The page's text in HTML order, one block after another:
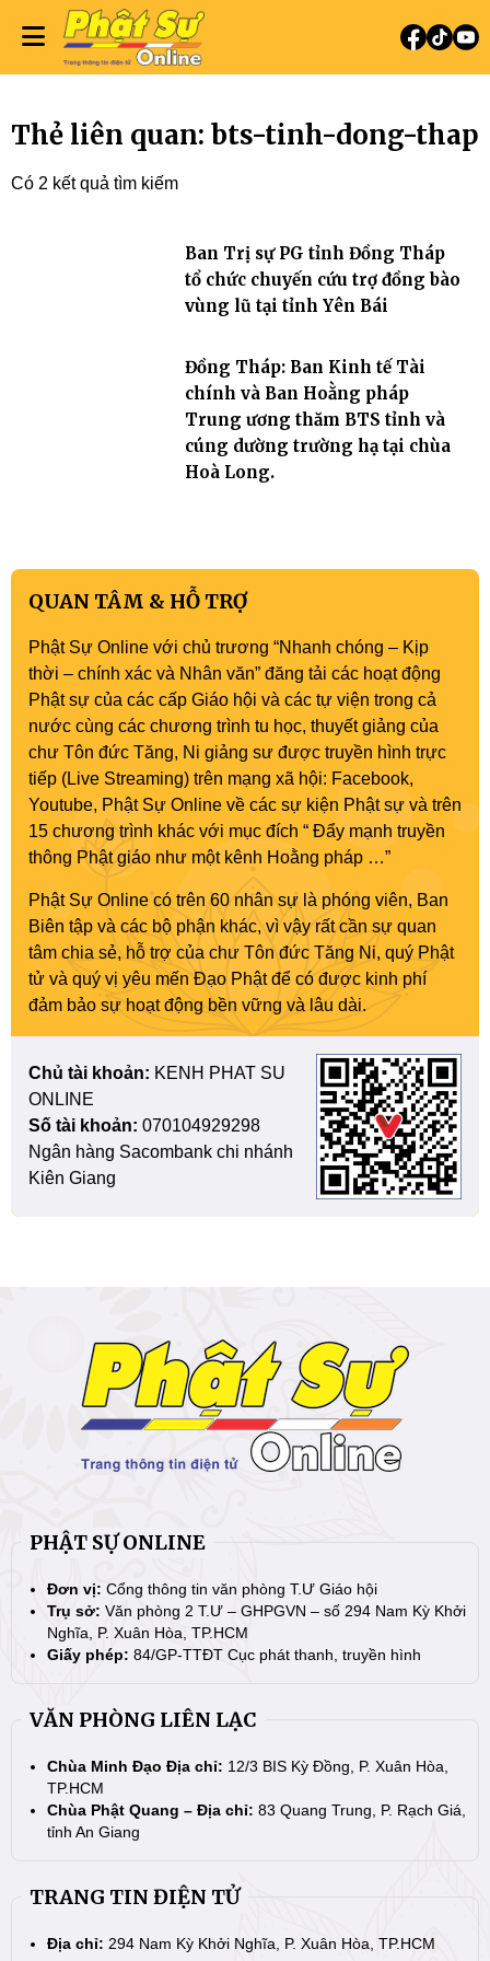
Thẻ liên quan: bts-tinh-dong-thap
Có 2 kết quả tìm kiếm
Ban Trị sự PG tỉnh Đồng Tháp
tổ chức chuyến cứu trợ đồng bào
vùng lũ tại tỉnh Yên Bái
Đồng Tháp: Ban Kinh tế Tài
chính và Ban Hoằng pháp
Trung ương thăm BTS tỉnh và
cúng dường trường hạ tại chùa
Hoà Long.
QUAN TÂM & HỖ TRỢ
Phật Sự Online với chủ trương “Nhanh chóng – Kịp
thời – chính xác và Nhân văn” đăng tải các hoạt động
Phật sự của các cấp Giáo hội và các tự viện trong cả
nước cùng các chương trình tu học, thuyết giảng của
chư Tôn đức Tăng, Ni giảng sư được truyền hình trực
tiếp (Live Streaming) trên mạng xã hội: Facebook,
Youtube, Phật Sự Online về các sự kiện Phật sự và trên
15 chương trình khác với mục đích “ Đẩy mạnh truyền
thông Phật giáo như một kênh Hoằng pháp …”
Phật Sự Online có trên 60 nhân sự là phóng viên, Ban
Biên tập và các bộ phận khác, vì vậy rất cần sự quan
tâm chia sẻ, hỗ trợ của chư Tôn đức Tăng Ni, quý Phật
tử và quý vị yêu mến Đạo Phật để có được kinh phí
đảm bảo sự hoạt động bền vững và lâu dài.
Chủ tài khoản: KENH PHAT SU
ONLINE
Số tài khoản: 070104929298
Ngân hàng Sacombank chi nhánh
Kiên Giang
PHẬT SỰ ONLINE
Đơn vị: Cổng thông tin văn phòng T.Ư Giáo hội
Trụ sở: Văn phòng 2 T.Ư – GHPGVN – số 294 Nam Kỳ Khởi
Nghĩa, P. Xuân Hòa, TP.HCM
Giấy phép: 84/GP-TTĐT Cục phát thanh, truyền hình
VĂN PHÒNG LIÊN LẠC
Chùa Minh Đạo Địa chỉ: 12/3 BIS Kỳ Đồng, P. Xuân Hòa,
TP.HCM
Chùa Phật Quang – Địa chỉ: 83 Quang Trung, P. Rạch Giá,
tỉnh An Giang
TRANG TIN ĐIỆN TỬ
Địa chỉ: 294 Nam Kỳ Khởi Nghĩa, P. Xuân Hòa, TP.HCM